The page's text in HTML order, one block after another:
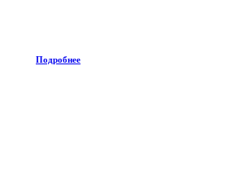
Подробнее